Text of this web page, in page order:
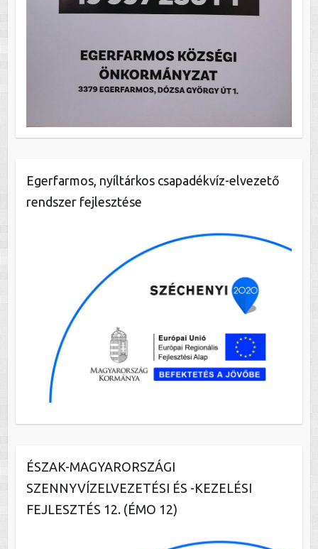
Egerfarmos, nyíltárkos csapadékvíz-elvezető
rendszer fejlesztése
ÉSZAK-MAGYARORSZÁGI
SZENNYVÍZELVEZETÉSI ÉS -KEZELÉSI
FEJLESZTÉS 12. (ÉMO 12)